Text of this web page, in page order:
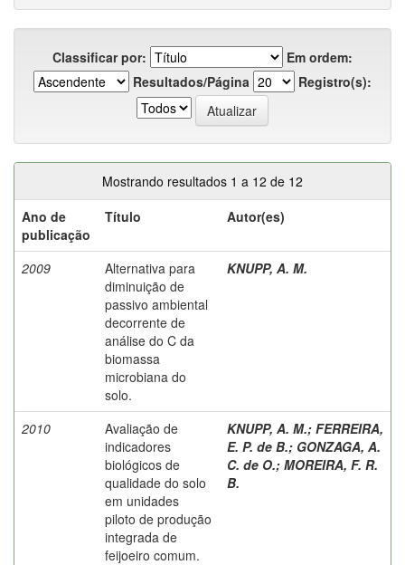
Classificar por:
Em ordem:
Resultados/Página
Registro(s):
Mostrando resultados 1 a 12 de 12
Ano de
publicação
Título Autor(es)
2009
Alternativa para
diminuição de
passivo ambiental
decorrente de
análise do C da
biomassa
microbiana do
solo.
KNUPP, A. M.
2010
Avaliação de
indicadores
biológicos de
qualidade do solo
em unidades
piloto de produção
integrada de
feijoeiro comum.
KNUPP, A. M.; FERREIRA,
E. P. de B.; GONZAGA, A.
C. de O.; MOREIRA, F. R.
B.